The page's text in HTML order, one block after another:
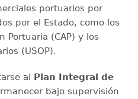
portuarios por
por el Estado, como los
Portuaria (CAP) y los
(USOP).
al Plan Integral de
bajo supervisión